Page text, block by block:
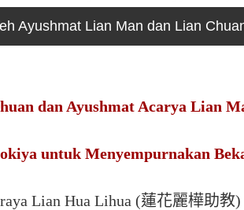
Ayushmat Lian Man dan Lian
dan Ayushmat Acarya Lian
untuk Menyempurnakan
Lian Hua Lihua (蓮花麗樺助教)